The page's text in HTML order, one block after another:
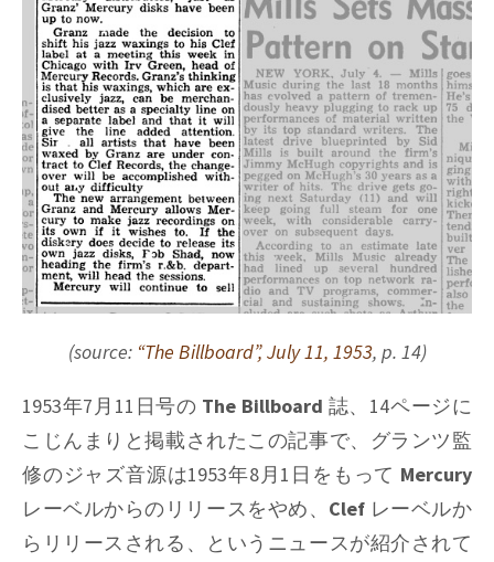
(source: “The Billboard”, July 11, 1953, p. 14)
1953年7月11日号の The Billboard 誌、14ページに
こじんまりと掲載されたこの記事で、グランツ監
修のジャズ音源は1953年8月1日をもって Mercury
レーベルからのリリースをやめ、 Clef レーベルか
らリリースされる、というニュースが紹介されて